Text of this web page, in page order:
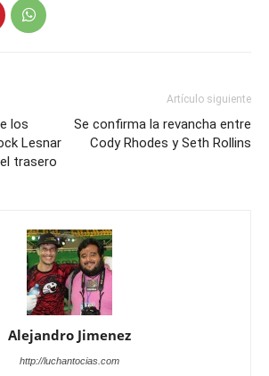
los
Lesnar
trasero
Artículo siguiente
Se confirma la revancha entre
Cody Rhodes y Seth Rollins
Alejandro Jimenez
http://luchantocias.com